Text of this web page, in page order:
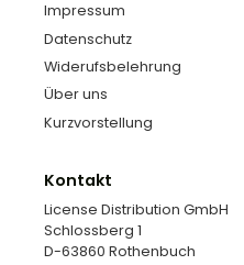
Impressum
Datenschutz
Widerufsbelehrung
Über uns
Kurzvorstellung
Kontakt
License Distribution GmbH
Schlossberg 1
D-63860 Rothenbuch